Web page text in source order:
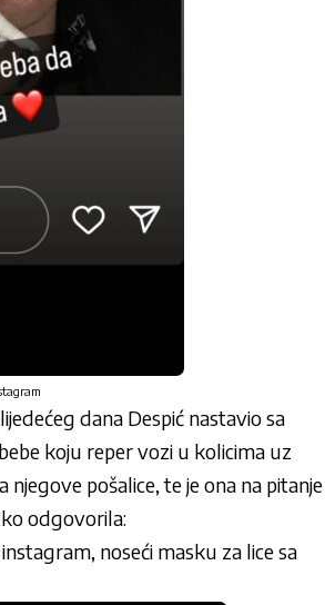
dana Despić nastavio sa
koju reper vozi u kolicima uz
njegove pošalice, te je ona na pitanje
odgovorila:
noseći masku za lice sa